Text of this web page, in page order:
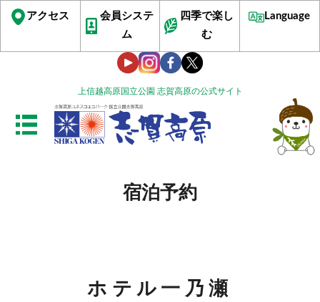
上信越高原国立公園 志賀高原の公式サイト
アクセス
会員システ
ム
四季で楽し
む
Language
宿泊予約
ホテル一乃瀬